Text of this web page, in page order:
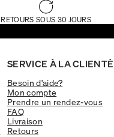
RETOURS SOUS 30 JOURS
SERVICE À LA
Besoin d'aide?
Mon compte
Prendre un rendez-vous
FAQ
Livraison
Retours